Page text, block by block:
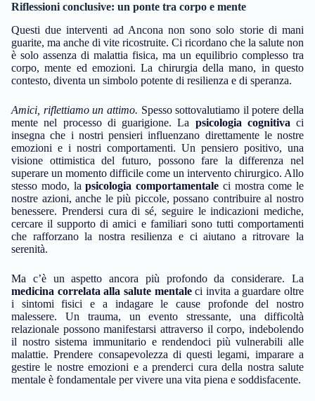
Riflessioni conclusive: un ponte tra corpo e mente
Questi due interventi ad Ancona non sono solo storie di mani
guarite, ma anche di vite ricostruite. Ci ricordano che la salute non
è solo assenza di malattia fisica, ma un equilibrio complesso tra
corpo, mente ed emozioni. La chirurgia della mano, in questo
contesto, diventa un simbolo potente di resilienza e di speranza.
Amici, riflettiamo un attimo. Spesso sottovalutiamo il potere della
mente nel processo di guarigione. La psicologia cognitiva ci
insegna che i nostri pensieri influenzano direttamente le nostre
emozioni e i nostri comportamenti. Un pensiero positivo, una
visione ottimistica del futuro, possono fare la differenza nel
superare un momento difficile come un intervento chirurgico. Allo
stesso modo, lapsicologia comportamentale ci mostra come le
nostre azioni, anche le più piccole, possano contribuire al nostro
benessere. Prendersi cura di sé, seguire le indicazioni mediche,
cercare il supporto di amici e familiari sono tutti comportamenti
che rafforzano la nostra resilienza e ci aiutano a ritrovare la
serenità.
Ma c’è un aspetto ancora più profondo da considerare. La
medicina correlata alla salute mentaleci invita a guardare oltre
i sintomi fisici e a indagare le cause profonde del nostro
malessere. Un trauma, un evento stressante, una difficoltà
relazionale possono manifestarsi attraverso il corpo, indebolendo
il nostro sistema immunitario e rendendoci più vulnerabili alle
malattie. Prendere consapevolezza di questi legami, imparare a
gestire le nostre emozioni e a prenderci cura della nostra salute
mentale è fondamentale per vivere una vita piena e soddisfacente.